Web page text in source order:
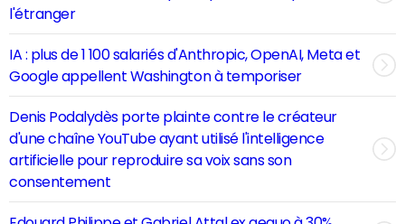
l'étranger
IA : plus de 1 100 salariés d'Anthropic, OpenAI, Meta et
Google appellent Washington à temporiser
Denis Podalydès porte plainte contre le créateur
d'une chaîne YouTube ayant utilisé l'intelligence
artificielle pour reproduire sa voix sans son
consentement